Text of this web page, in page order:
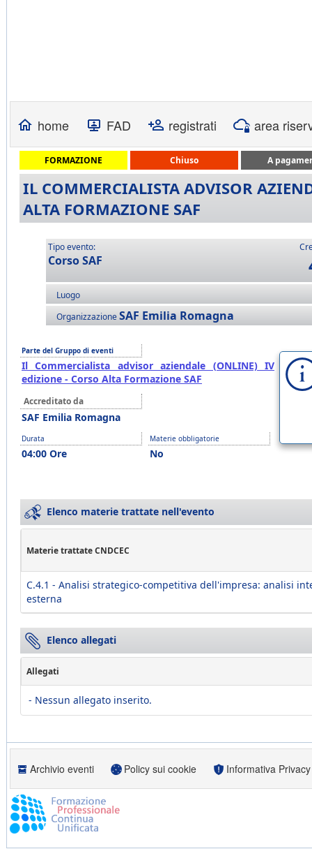
home FAD registrati area
FORMAZIONE Chiuso A
IL COMMERCIALISTA ADVISOR
ALTA FORMAZIONE SAF
Tipo evento:
Corso SAF
Luogo
OrganizzazioneSAF Emilia Romagna
Parte del Gruppo di eventi
Il Commercialista advisor aziendale (ONLINE) IV
edizione - Corso Alta Formazione SAF
Accreditato da
SAF Emilia Romagna
Durata
04:00 Ore
Materie obbligatorie
No
Elenco materie trattate nell'evento
Materie trattate CNDCEC
C.4.1 - Analisi strategico-competitiva dell'impresa: analisi
esterna
Elenco allegati
Allegati
- Nessun allegato inserito.
Archivio eventi Policy sui cookie Informativa Privacy